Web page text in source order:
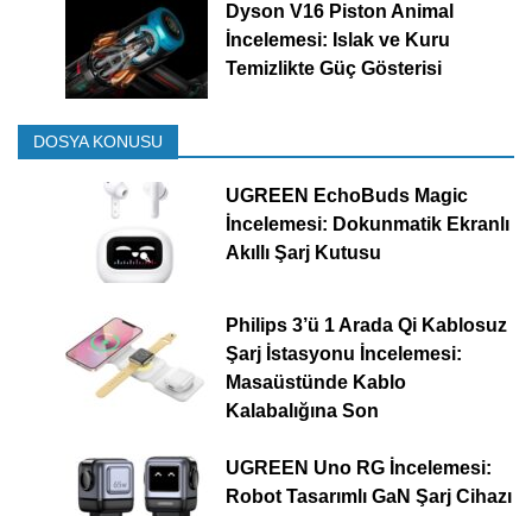
Dyson V16 Piston Animal
İncelemesi: Islak ve Kuru
Temizlikte Güç Gösterisi
DOSYA KONUSU
UGREEN EchoBuds Magic
İncelemesi: Dokunmatik Ekranlı
Akıllı Şarj Kutusu
Philips 3’ü 1 Arada Qi Kablosuz
Şarj İstasyonu İncelemesi:
Masaüstünde Kablo
Kalabalığına Son
UGREEN Uno RG İncelemesi:
Robot Tasarımlı GaN Şarj Cihazı